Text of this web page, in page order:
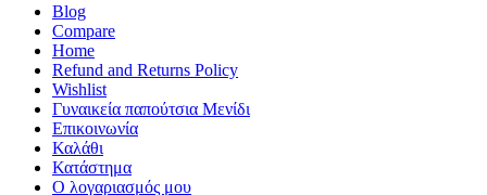
Blog
Compare
Home
Refund and Returns Policy
Wishlist
Γυναικεία παπούτσια Μενίδι
Επικοινωνία
Καλάθι
Κατάστημα
Ο λογαριασμός μου